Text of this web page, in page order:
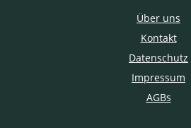
Über uns
Kontakt
Datenschutz
Impressum
AGBs